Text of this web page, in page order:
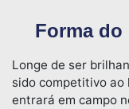
Forma do
Longe de ser
sido competitivo ao
entrará em campo